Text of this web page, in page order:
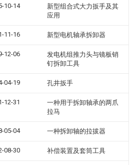
10-14
新型组合式大力扳手及其
应用
11-16 新型电机轴承拆卸器
12-06
发电机组推力头与镜板销
钉拆卸工具
04-19 孔井扳手
12-31
一种用于拆卸轴承的两爪
拉马
05-04 一种拆卸轴的拉拔器
08-30 补偿装置及套筒工具